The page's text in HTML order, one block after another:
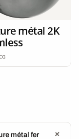
métal 2K
métal fer